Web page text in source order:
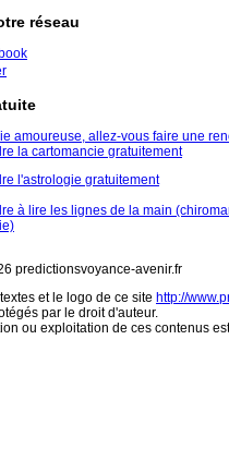
réseau
amoureuse, allez-vous faire une
la cartomancie gratuitement
l'astrologie gratuitement
à lire les lignes de la main
predictionsvoyance-avenir.fr
textes et le logo de ce site http://
par le droit d'auteur.
ou exploitation de ces contenus